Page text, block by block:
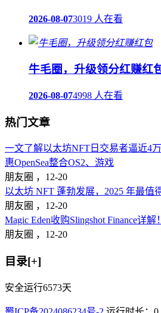
2026-08-073019 人在看
牛毛圈，升级领分红赚红
2026-08-074998 人在看
热门文章
一文了解以太坊NFT日交易者逼近4
惠OpenSea整合OS2、游戏
朋友圈 ， 12-20
以太坊 NFT 蓬勃发展，2025 年最值
朋友圈 ， 12-20
Magic Eden收购Slingshot Finance详
朋友圈 ， 12-20
目录[+]
安全运行6573天